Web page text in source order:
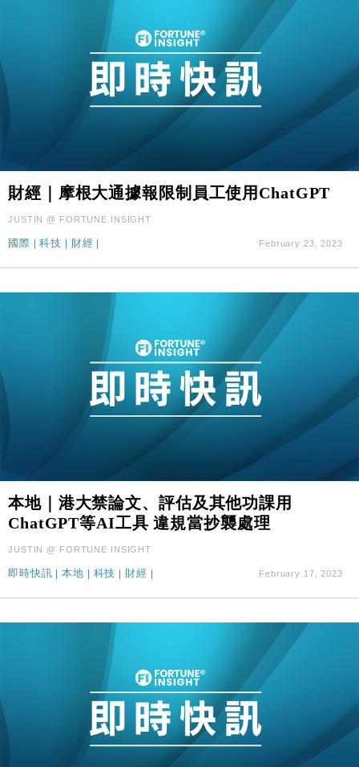
財經｜摩根大通據報限制員工使用ChatGPT
JUSTIN @ FORTUNE INSIGHT
國際 |科技 財經 February 23, 2023
本地｜港大禁論文、評估及其他功課用
ChatGPT等AI工具 違規當抄襲處理
JUSTIN @ FORTUNE INSIGHT
即時快訊 |本地 | 科技 | 財經 | February 17, 2023